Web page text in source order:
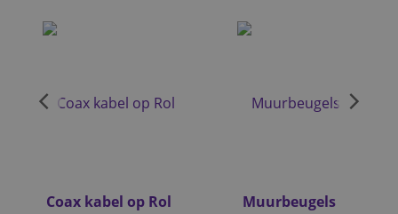
Coax kabel op Rol Muurbeugels